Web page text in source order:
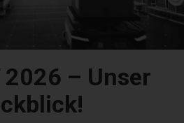
2026 – Unser